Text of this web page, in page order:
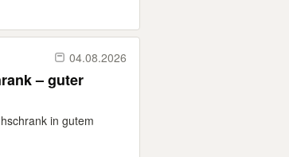
04.08.2026
– guter
in gutem